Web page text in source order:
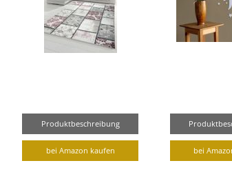
Produktbeschreibung
bei Amazon kaufen bei